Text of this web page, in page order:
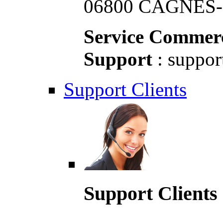
06800
Service
Support :
Support Clients
Support Clients